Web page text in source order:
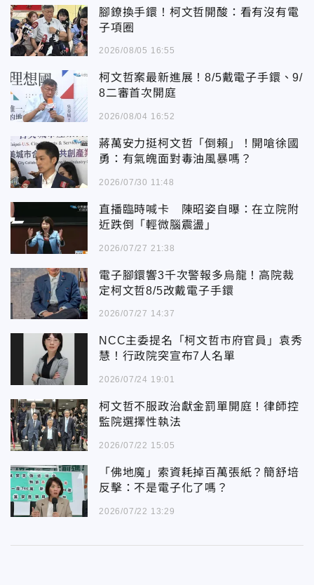
腳鐐換手鐶！柯文哲開酸：看有沒有電
子項圈
2026/08/05 16:55
柯文哲案最新進展！8/5戴電子手鐶、9/
8二審首次開庭
2026/08/04 16:52
蔣萬安力挺柯文哲「倒賴」！開嗆徐國
勇：有氣魄面對毒油風暴嗎？
2026/07/30 11:48
直播臨時喊卡 陳昭姿自曝：在立院附
近跌倒「輕微腦震盪」
2026/07/27 21:38
電子腳鐶響3千次警報多烏龍！高院裁
定柯文哲8/5改戴電子手鐶
2026/07/27 14:37
NCC主委提名「柯文哲市府官員」袁秀
慧！行政院突宣布7人名單
2026/07/24 19:01
柯文哲不服政治獻金罰單開庭！律師控
監院選擇性執法
2026/07/22 15:05
「佛地魔」索資耗掉百萬張紙？簡舒培
反擊：不是電子化了嗎？
2026/07/22 13:29